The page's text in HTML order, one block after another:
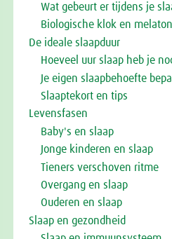
Wat gebeurt er tijdens je
Biologische klok en
De ideale slaapduur
Hoeveel uur slaap heb je
Je eigen slaapbehoefte
Slaaptekort en tips
Levensfasen
Baby's en slaap
Jonge kinderen en slaap
Tieners verschoven ritme
Overgang en slaap
Ouderen en slaap
Slaap en gezondheid